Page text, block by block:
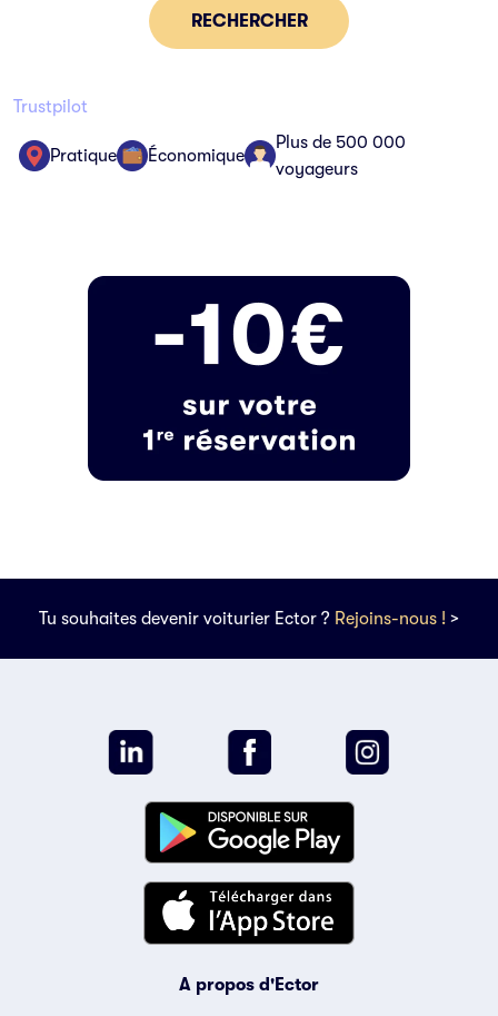
RECHERCHER
Trustpilot
Pratique Économique
Plus de 500 000
voyageurs
Tu souhaites devenir voiturier Ector ? Rejoins-nous ! >
A propos d'Ector